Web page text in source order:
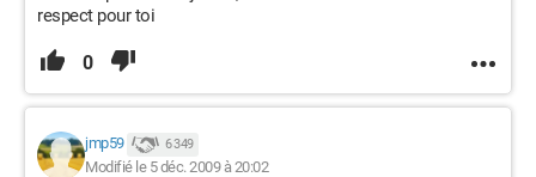
respect pour toi
0
jmp59 6 349
Modifié le 5 déc. 2009 à 20:02